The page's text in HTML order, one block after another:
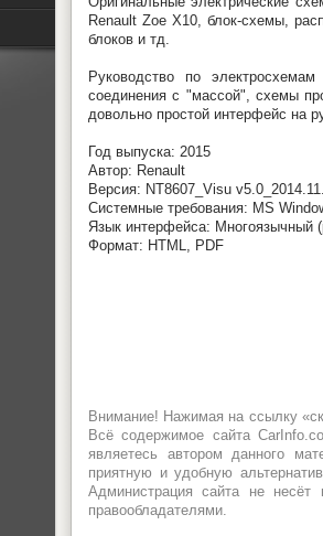
Renault Zoe X10, блок-схемы,
блоков и тд.
Руководство по
соединения с "массой", схемы
довольно простой интерфейс на
Год выпуска: 2015
Автор: Renault
Версия: NT8607_Visu
Системные требования: MS
Язык интерфейса: Многоязычный
Формат: HTML, PDF
Внимание! Нажимая на ссылку
Всё содержимое сайта
являетесь автором данного
приятную и удобную
Администрация сайта не несёт
правообладателями.